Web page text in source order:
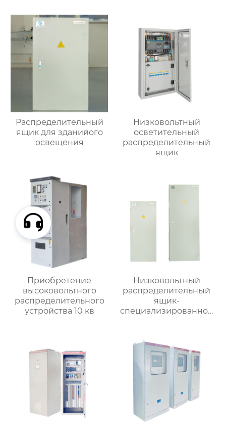
Распределительный
ящик для зданийого
освещения
Низковольтный
осветительный
распределительный
ящик
Приобретение
высоковольтного
распределительного
устройства 10 кв
Низковольтный
распределительный
ящик-
специализированное